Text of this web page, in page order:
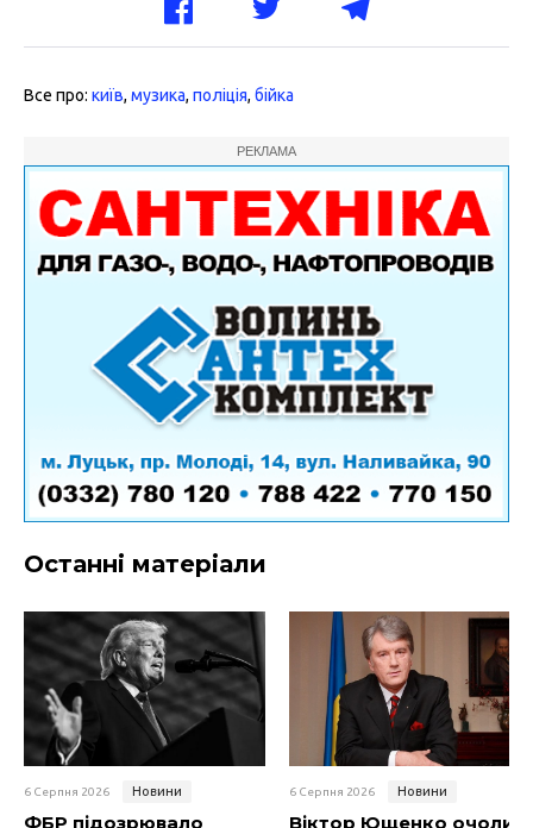
Все про: київ, музика, поліція, бійка
РЕКЛАМА
Останні матеріали
6 Серпня 2026 Новини
ФБР підозрювало
6 Серпня 2026 Новини
Віктор Ющенко очолив